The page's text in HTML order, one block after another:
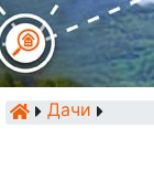
Дачи